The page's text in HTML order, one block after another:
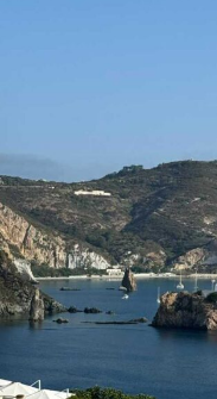
sviluppa l’indicatore
dei casi
permettere un
territori laziali,
dimensione
dal dossier emerge
Latina ci sono